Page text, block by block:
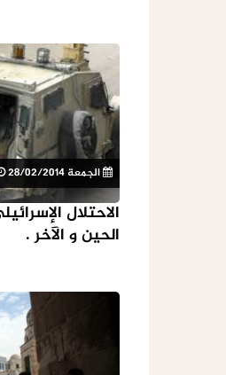
الجمعة 28/02/2014
الاحتلال
الحين و الآخر .